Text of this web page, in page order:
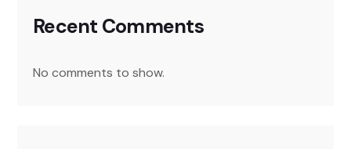
Recent Comments
No comments to show.